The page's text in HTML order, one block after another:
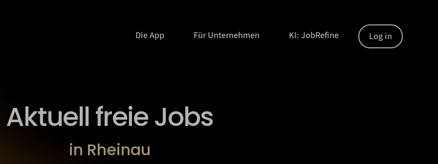
Die App Für Unternehmen KI: JobRefine Log in
Aktuell freie Jobs
in Rheinau